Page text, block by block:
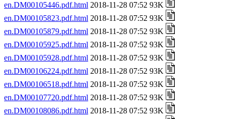
en.DM00105446.pdf.html 2018-11-28 07:52 93K
en.DM00105823.pdf.html 2018-11-28 07:52 93K
en.DM00105879.pdf.html 2018-11-28 07:52 93K
en.DM00105925.pdf.html 2018-11-28 07:52 93K
en.DM00105928.pdf.html 2018-11-28 07:52 93K
en.DM00106224.pdf.html 2018-11-28 07:52 93K
en.DM00106518.pdf.html 2018-11-28 07:52 93K
en.DM00107720.pdf.html 2018-11-28 07:52 93K
en.DM00108086.pdf.html 2018-11-28 07:52 93K